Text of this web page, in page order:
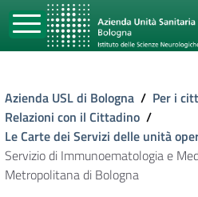
Azienda USL di Bologna / Per i
Relazioni con il Cittadino /
Le Carte dei Servizi delle unità
Servizio di Immunoematologia e
Metropolitana di Bologna